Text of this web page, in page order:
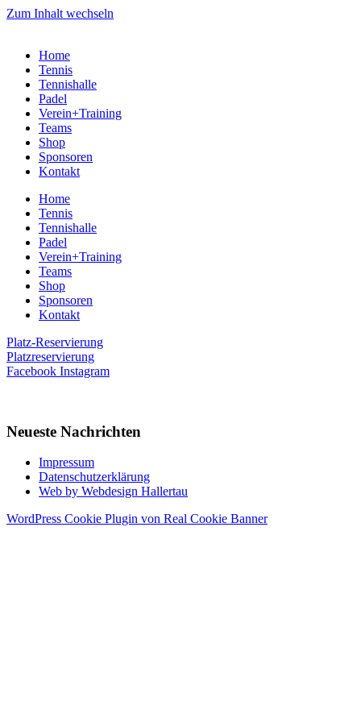
Zum Inhalt wechseln
Home
Tennis
Tennishalle
Padel
Verein+Training
Teams
Shop
Sponsoren
Kontakt
Home
Tennis
Tennishalle
Padel
Verein+Training
Teams
Shop
Sponsoren
Kontakt
Platz-Reservierung
Platzreservierung
Facebook Instagram
Neueste Nachrichten
Impressum
Datenschutzerklärung
Web by Webdesign Hallertau
WordPress Cookie Plugin von Real Cookie Banner